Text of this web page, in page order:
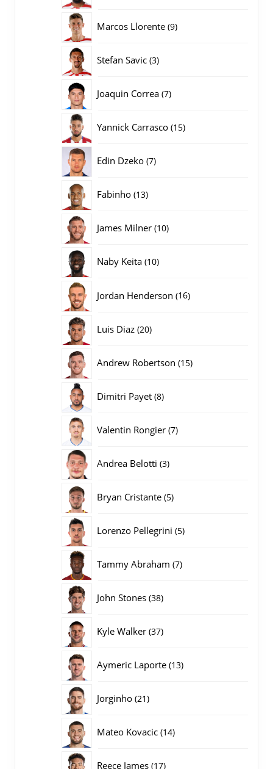
Marcos Llorente 99
Stefan Savic 33
Joaquin Correa 77
Yannick Carrasco 1515
Edin Dzeko 77
Fabinho 1313
James Milner 1010
Naby Keita 1010
Jordan Henderson 1616
Luis Diaz 2020
Andrew Robertson 1515
Dimitri Payet 88
Valentin Rongier 77
Andrea Belotti 33
Bryan Cristante 55
Lorenzo Pellegrini 55
Tammy Abraham 77
John Stones 3838
Kyle Walker 3737
Aymeric Laporte 1313
Jorginho 2121
Mateo Kovacic 1414
Reece James 1717